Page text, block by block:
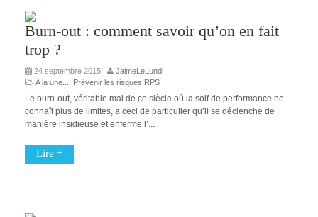
Burn-out : comment savoir qu’on en fait
trop ?
24 septembre 2015
JaimeLeLundi
A la une...
Prévenir les risques RPS
Le burn-out, véritable mal de ce siècle où la soif de performance ne
connaît plus de limites, a ceci de particulier qu’il se déclenche de
manière insidieuse et enferme l’...
Lire +